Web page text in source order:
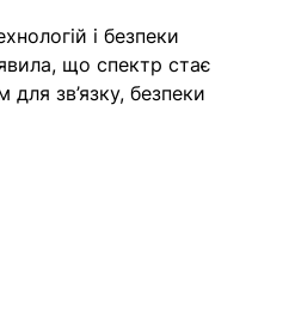
і безпеки
що спектр стає
зв’язку, безпеки